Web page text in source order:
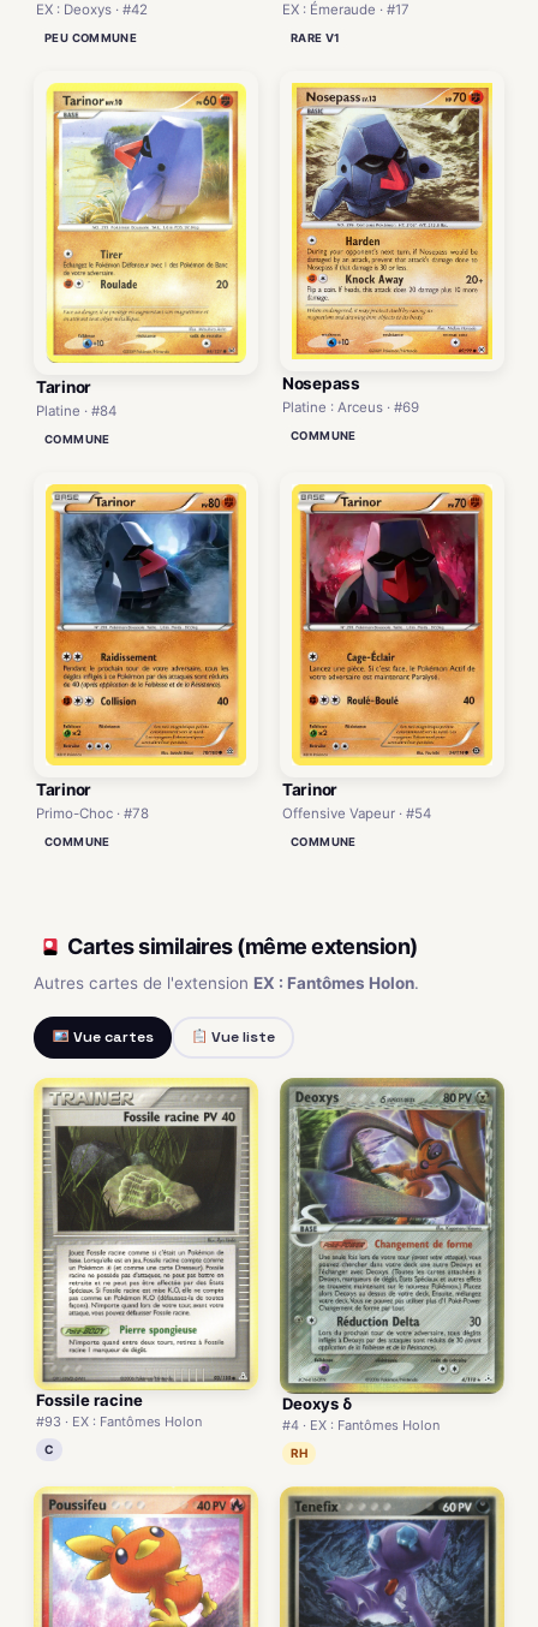
EX : Deoxys · #42
PEU COMMUNE
EX : Émeraude · #17
RARE V1
Tarinor
Platine · #84
COMMUNE
Nosepass
Platine : Arceus · #69
COMMUNE
Tarinor
Primo-Choc · #78
COMMUNE
Tarinor
Offensive Vapeur · #54
COMMUNE
Cartes similaires (même extension)
Autres cartes de l'extension EX : Fantômes Holon.
Vue cartes Vue liste
Fossile racine
#93 · EX : Fantômes Holon
C
Deoxys δ
#4 · EX : Fantômes Holon
RH